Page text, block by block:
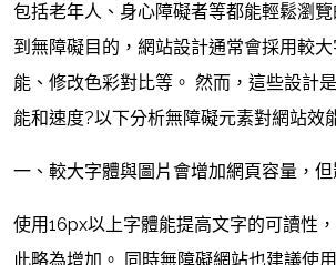
包括老年人、身心障礙者等都能輕鬆瀏
到無障礙目的，網站設計通常會採用較
能、修改色彩對比等。 然而，這些設計
能和速度?以下分析無障礙元素對網站效
一、較大字體與圖片會增加網頁容量，
使用16px以上字體能提高文字的可讀性
此略為增加。 同時無障礙網站也建議使